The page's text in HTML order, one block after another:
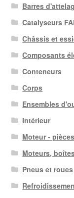
Barres
Catalyseurs
Châssis et
Composants
Conteneurs
Corps
Ensembles
Intérieur
Moteur -
Moteurs,
Pneus et roues